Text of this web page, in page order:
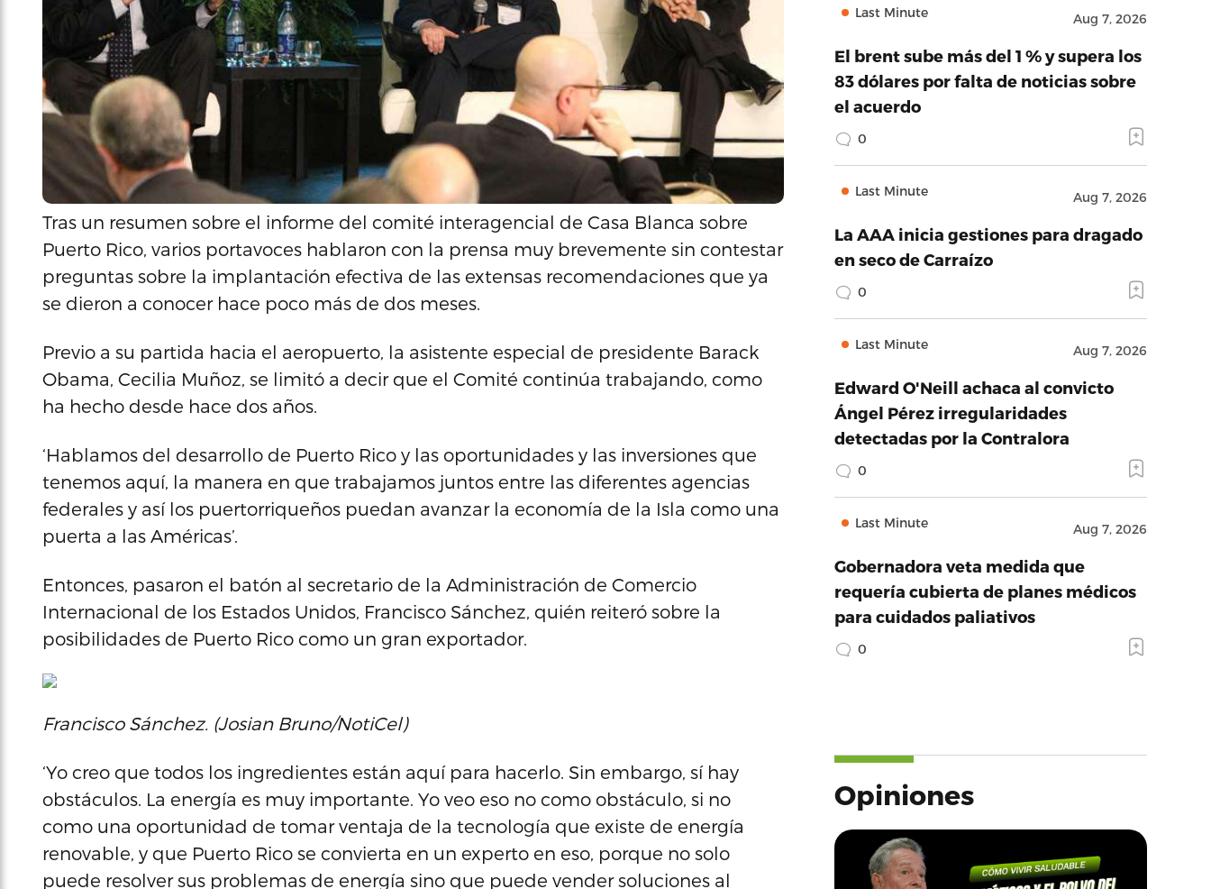
Tras un resumen sobre el informe del comité interagencial de Casa Blanca sobre
Puerto Rico, varios portavoces hablaron con la prensa muy brevemente sin contestar
preguntas sobre la implantación efectiva de las extensas recomendaciones que ya
se dieron a conocer hace poco más de dos meses.
Previo a su partida hacia el aeropuerto, la asistente especial de presidente Barack
Obama, Cecilia Muñoz, se limitó a decir que el Comité continúa trabajando, como
ha hecho desde hace dos años.
‘Hablamos del desarrollo de Puerto Rico y las oportunidades y las inversiones que
tenemos aquí, la manera en que trabajamos juntos entre las diferentes agencias
federales y así los puertorriqueños puedan avanzar la economía de la Isla como una
puerta a las Américas’.
Entonces, pasaron el batón al secretario de la Administración de Comercio
Internacional de los Estados Unidos, Francisco Sánchez, quién reiteró sobre la
posibilidades de Puerto Rico como un gran exportador.
Francisco Sánchez. (Josian Bruno/NotiCel)
‘Yo creo que todos los ingredientes están aquí para hacerlo. Sin embargo, sí hay
obstáculos. La energía es muy importante. Yo veo eso no como obstáculo, si no
como una oportunidad de tomar ventaja de la tecnología que existe de energía
renovable, y que Puerto Rico se convierta en un experto en eso, porque no solo
puede resolver sus problemas de energía sino que puede vender soluciones al
Last Minute Aug 7, 2026
El brent sube más del 1 % y supera los
83 dólares por falta de noticias sobre
el acuerdo
0
Last Minute Aug 7, 2026
La AAA inicia gestiones para dragado
en seco de Carraízo
0
Last Minute Aug 7, 2026
Edward O'Neill achaca al convicto
Ángel Pérez irregularidades
detectadas por la Contralora
0
Last Minute Aug 7, 2026
Gobernadora veta medida que
requería cubierta de planes médicos
para cuidados paliativos
0
Opiniones